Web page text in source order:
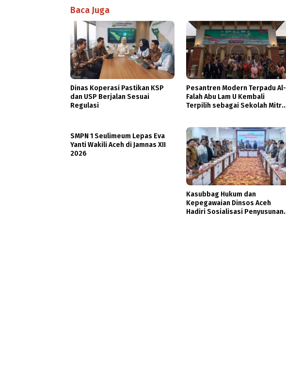
Baca Juga
Dinas Koperasi Pastikan KSP
dan USP Berjalan Sesuai
Regulasi
Pesantren Modern Terpadu Al-
Falah Abu Lam U Kembali
Terpilih sebagai Sekolah Mitra
SMPN 1 Seulimeum Lepas Eva
Yanti Wakili Aceh di Jamnas XII
2026
Kasubbag Hukum dan
Kepegawaian Dinsos Aceh
Hadiri Sosialisasi Penyusunan